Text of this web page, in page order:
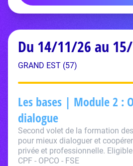
Du 14/11/26 au
GRAND EST (57)
Les bases | Module 2 :
dialogue
Second volet de la formation
pour mieux dialoguer et
privée et professionnelle.
CPF - OPCO - FSE